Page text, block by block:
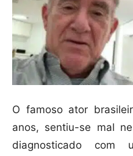
O famoso ator
anos, sentiu-se mal
diagnosticado com